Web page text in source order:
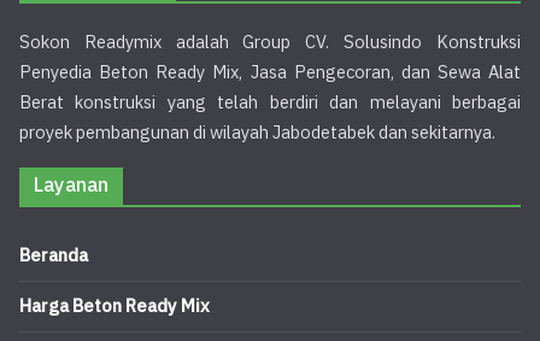
Sokon Readymix adalah Group CV. Solusindo Konstruksi
Penyedia Beton Ready Mix, Jasa Pengecoran, dan Sewa Alat
Berat konstruksi yang telah berdiri dan melayani berbagai
proyek pembangunan di wilayah Jabodetabek dan sekitarnya.
Layanan
Beranda
Harga Beton Ready Mix